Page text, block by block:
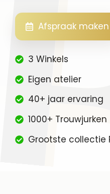
Afspraak maken
3 Winkels
Eigen atelier
40+ jaar ervaring
1000+ Trouwjurken
Grootste collectie